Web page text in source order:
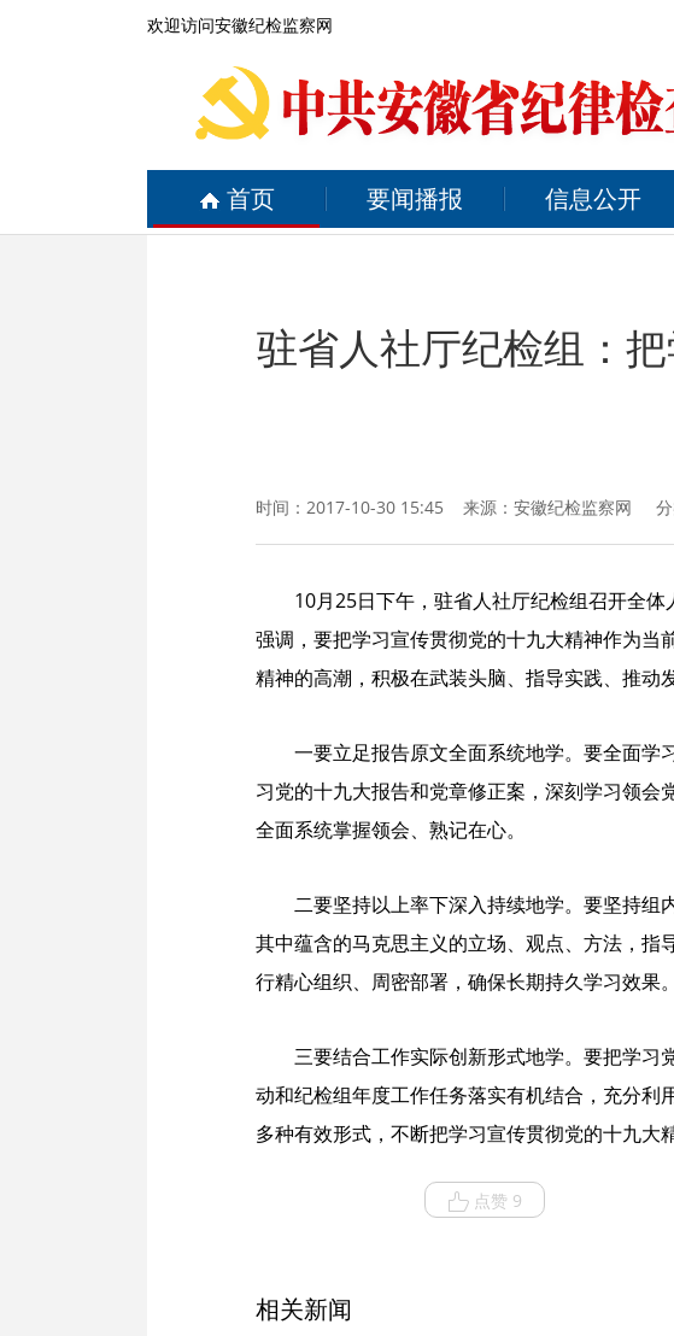
欢迎访问安徽纪检监察网
首页 要闻播报 信息公开
驻省人社厅纪检组：
时间：2017-10-30 15:45 来源： 安徽纪检监察网 分
10月25日下午，驻省人社厅纪检组召开全
强调，要把学习宣传贯彻党的十九大精神作为
精神的高潮，积极在武装头脑、指导实践、推动
一要立足报告原文全面系统地学。要全面学
习党的十九大报告和党章修正案，深刻学习领
全面系统掌握领会、熟记在心。
二要坚持以上率下深入持续地学。要坚持组
其中蕴含的马克思主义的立场、观点、方法，
行精心组织、周密部署，确保长期持久学习效果。
三要结合工作实际创新形式地学。要把学习
动和纪检组年度工作任务落实有机结合，充分
多种有效形式，不断把学习宣传贯彻党的十九大
点赞 9
相关新闻